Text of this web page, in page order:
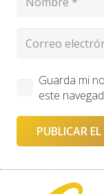
Guarda mi
este
PUBLICAR